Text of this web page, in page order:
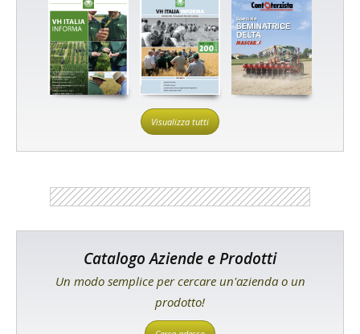
Visualizza tutti
Catalogo Aziende e Prodotti
Un modo semplice per cercare un'azienda o un
prodotto!